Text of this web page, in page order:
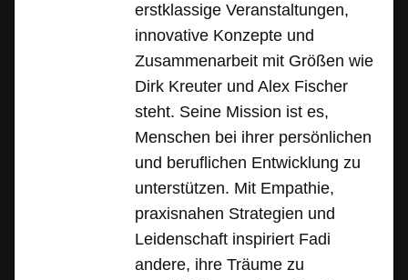
erstklassige Veranstaltungen,
innovative Konzepte und
Zusammenarbeit mit Größen wie
Dirk Kreuter und Alex Fischer
steht. Seine Mission ist es,
Menschen bei ihrer persönlichen
und beruflichen Entwicklung zu
unterstützen. Mit Empathie,
praxisnahen Strategien und
Leidenschaft inspiriert Fadi
andere, ihre Träume zu